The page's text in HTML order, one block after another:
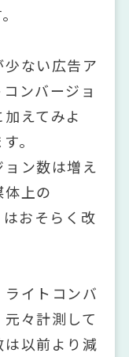
ない広告ア
ンバージョ
えてみよ
。
ン数は増え
上の
おそらく改
イトコンバ
々計測して
以前より減